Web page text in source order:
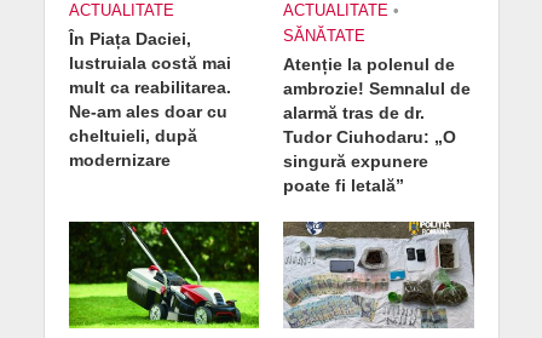
ACTUALITATE
În Piața Daciei,
lustruiala costă mai
mult ca reabilitarea.
Ne-am ales doar cu
cheltuieli, după
modernizare
ACTUALITATE •
SĂNĂTATE
Atenție la polenul de
ambrozie! Semnalul de
alarmă tras de dr.
Tudor Ciuhodaru: „O
singură expunere
poate fi letală”